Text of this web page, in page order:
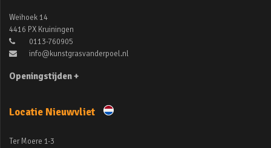
Weihoek 14
4416 PX Kruiningen
0113-760905
info@kunstgrasvanderpoel.nl
Openingstijden +
Locatie Nieuwvliet
Ter Moere 1-3